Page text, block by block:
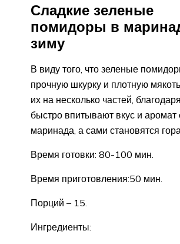
Сладкие зеленые
помидоры в
зиму
В виду того, что зеленые
прочную шкурку и плотную
их на несколько частей,
быстро впитывают вкус и аромат
маринада, а сами становятся
Время готовки: 80-100 мин.
Время приготовления:50 мин.
Порций – 15.
Ингредиенты: